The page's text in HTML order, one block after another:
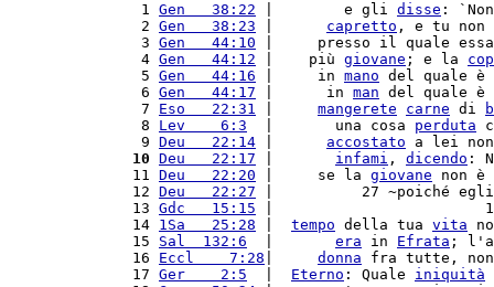
1 Gen   38:22 |        e gli disse :
2 Gen   38:23 capretto , e tu
3 Gen   44:10 |     presso il quale
4 Gen   44:12 |    più giovane ; e la
5 Gen   44:16 |     in mano del quale
6 Gen   44:17 |      in man del quale
7 Eso   22:31 mangerete carne di
8 Lev    6:3
  |       una cosa
perduta
9 Deu   22:14 accostato a lei
10 Deu   22:17 infami , dicendo :
11 Deu   22:20 |     se la giovane non
12 Deu   22:27 |          27 ~poiché
13 Gdc   15:15 |
14 1Sa   25:28 tempo della tua vita
15 Sal  132:6 era in Efrata ;
16 Eccl    7:28 donna fra tutte,
17 Ger    2:5 Eterno : Quale iniquità